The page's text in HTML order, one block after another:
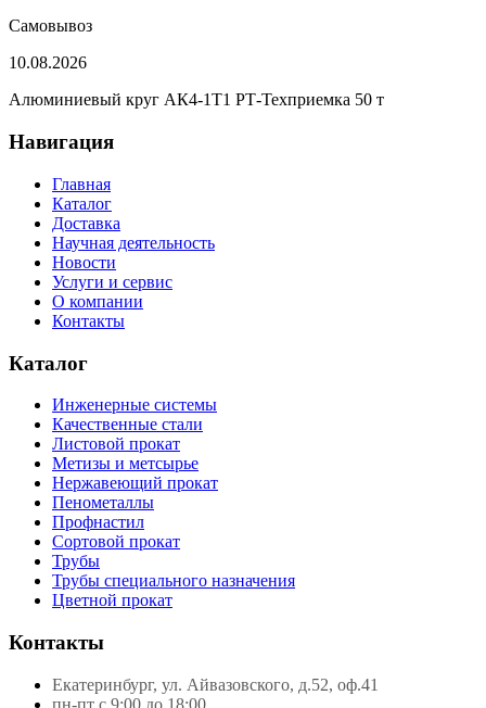
Самовывоз
10.08.2026
Алюминиевый круг АК4-1Т1 РТ-Техприемка 50 т
Навигация
Главная
Каталог
Доставка
Научная деятельность
Новости
Услуги и сервис
О компании
Контакты
Каталог
Инженерные системы
Качественные стали
Листовой прокат
Метизы и метсырье
Нержавеющий прокат
Пенометаллы
Профнастил
Сортовой прокат
Трубы
Трубы специального назначения
Цветной прокат
Контакты
Екатеринбург, ул. Айвазовского, д.52, оф.41
пн-пт с 9:00 до 18:00